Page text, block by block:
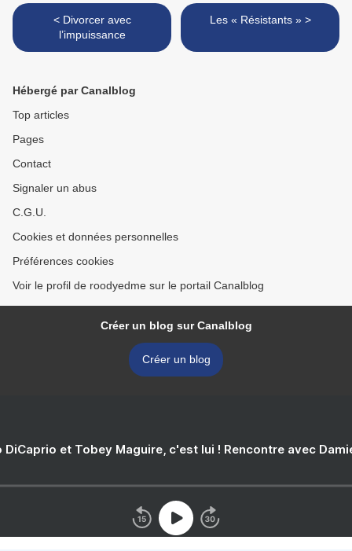
< Divorcer avec
l’impuissance
Les « Résistants » >
Hébergé par Canalblog
Top articles
Pages
Contact
Signaler un abus
C.G.U.
Cookies et données personnelles
Préférences cookies
Voir le profil de roodyedme sur le portail Canalblog
Créer un blog sur Canalblog
Créer un blog
DiCaprio et Tobey Maguire, c'est lui ! Rencontre avec